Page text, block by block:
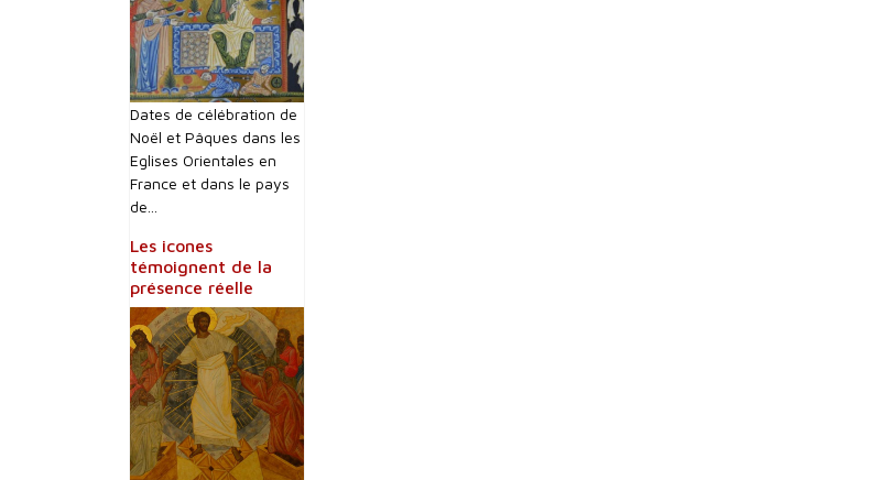
Dates de célébration de
Noël et Pâques dans les
Eglises Orientales en
France et dans le pays
de...
Les icones
témoignent de la
présence réelle